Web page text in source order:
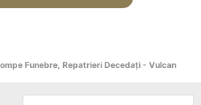
Funebre, Repatrieri Decedați - Vulcan